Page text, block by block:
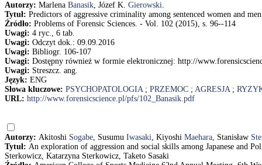
Autorzy: Marlena Banasik, Józef K. Gierowski.
Tytuł: Predictors of aggressive criminality among sentenced women and
Źródło: Problems of Forensic Sciences. - Vol. 102 (2015), s. 96--114
Uwagi: 4 ryc., 6 tab.
Uwagi: Odczyt dok.: 09.09.2016
Uwagi: Bibliogr. 106-107
Uwagi: Dostępny również w formie elektronicznej: http://
Uwagi: Streszcz. ang.
Język: ENG
Słowa kluczowe: PSYCHOPATOLOGIA; PRZEMOC ; AGRESJA;
URL: http://www.forensicscience.pl/pfs/102_Banasik.pdf
Autorzy: Akitoshi Sogabe, Susumu Iwasaki, Kiyoshi Maehara, Stanisław
Tytuł: An exploration of aggression and social skills among Japanese and
Sterkowicz, Katarzyna Sterkowicz, Taketo Sasaki